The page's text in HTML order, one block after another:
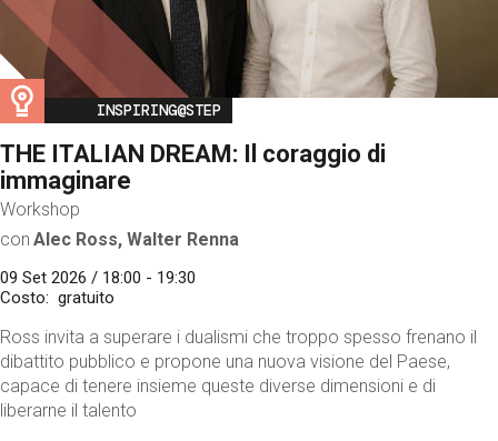
Image
INSPIRING@STEP
THE ITALIAN DREAM: Il coraggio di
immaginare
Workshop
con Alec Ross, Walter Renna
09 Set 2026 / 18:00 - 19:30
Costo
gratuito
Ross invita a superare i dualismi che troppo spesso frenano il
dibattito pubblico e propone una nuova visione del Paese,
capace di tenere insieme queste diverse dimensioni e di
liberarne il talento